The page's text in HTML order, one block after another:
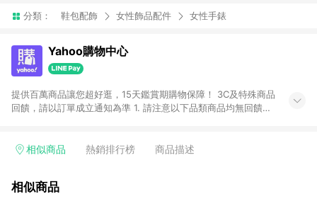
分類： 鞋包配飾 女性飾品配件 女性手錶
Yahoo購物中心
提供百萬商品讓您超好逛，15天鑑賞期購物保障！ 3C及特殊商品
回饋，請以訂單成立通知為準 1. 請注意以下品類商品均無回饋：
電玩/遊戲/相機/單眼/鏡頭/拍立得 [2024/6/1起適用] -內接硬
的購回饋活動享Yahoo超贈點回饋者 - 購物中心商店之商品：商
相似商品 熱銷排行榜 商品描述
相似商品